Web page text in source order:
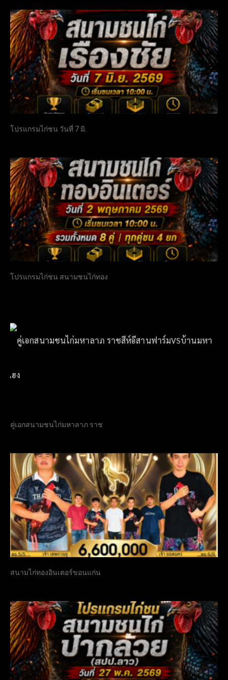
โปรแกรมไก่ชน วันที่ 7 มิ.
โปรแกรมไก่ชน สนามชนไก่ทอง
คู่เอกสนามชนไก่มหาลาภ ราช
สนามไก่ทองอินเตอร์ขอนแก่น